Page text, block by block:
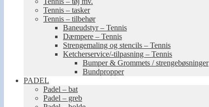
Tennis – tasker
Tennis – tilbehør
Baneudstyr – Tennis
Dæmpere – Tennis
Strengemaling og stencils – Tennis
Ketcherservice/-tilpasning – Tennis
Bumper & Grommets / strengebøsninger
Bundpropper
PADEL
Padel – bat
Padel – greb